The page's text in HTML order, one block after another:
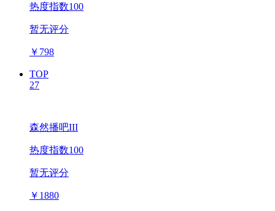
热度指数100
暂无评分
￥ 798
TOP
27
森然播吧III
热度指数100
暂无评分
￥ 1880